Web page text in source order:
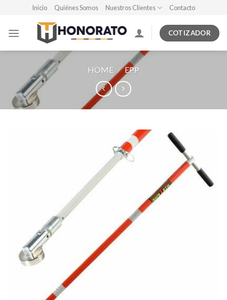
content
Inicio Quiénes Somos Nuestros Clientes Contacto
COTIZADOR
HOME / EPP